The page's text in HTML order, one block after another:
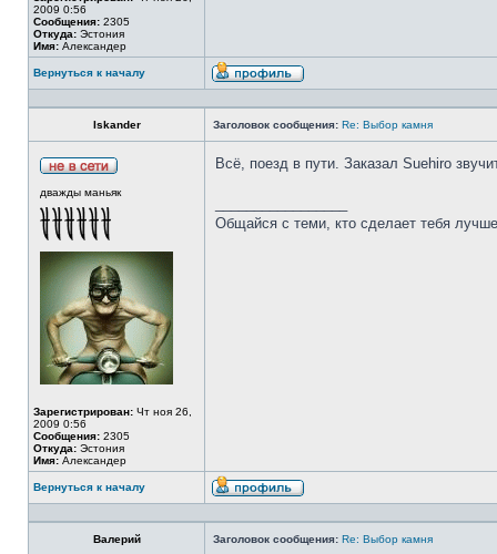
2009 0:56
Сообщения: 2305
Откуда: Эстония
Имя: Александер
Вернуться к началу
Iskander Заголовок сообщения: Re: Выбор камня
дважды маньяк
Зарегистрирован: Чт ноя 26,
2009 0:56
Сообщения: 2305
Откуда: Эстония
Имя: Александер
Всё, поезд в пути. Заказал Suehiro
Общайся с теми, кто сделает тебя
Вернуться к началу
Валерий Заголовок сообщения: Re: Выбор камня